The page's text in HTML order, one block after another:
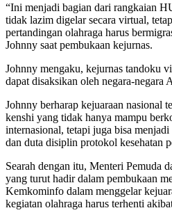
“Ini menjadi bagian dari rangkaian
tidak lazim digelar secara virtual,
pertandingan olahraga harus
Johnny saat pembukaan kejurnas.
Johnny mengaku, kejurnas tandoku
dapat disaksikan oleh negara-negara
Johnny berharap kejuaraan nasional
kenshi yang tidak hanya mampu
internasional, tetapi juga bisa
dan duta disiplin protokol kesehatan
Searah dengan itu, Menteri Pemuda
yang turut hadir dalam pembukaan
Kemkominfo dalam menggelar
kegiatan olahraga harus terhenti